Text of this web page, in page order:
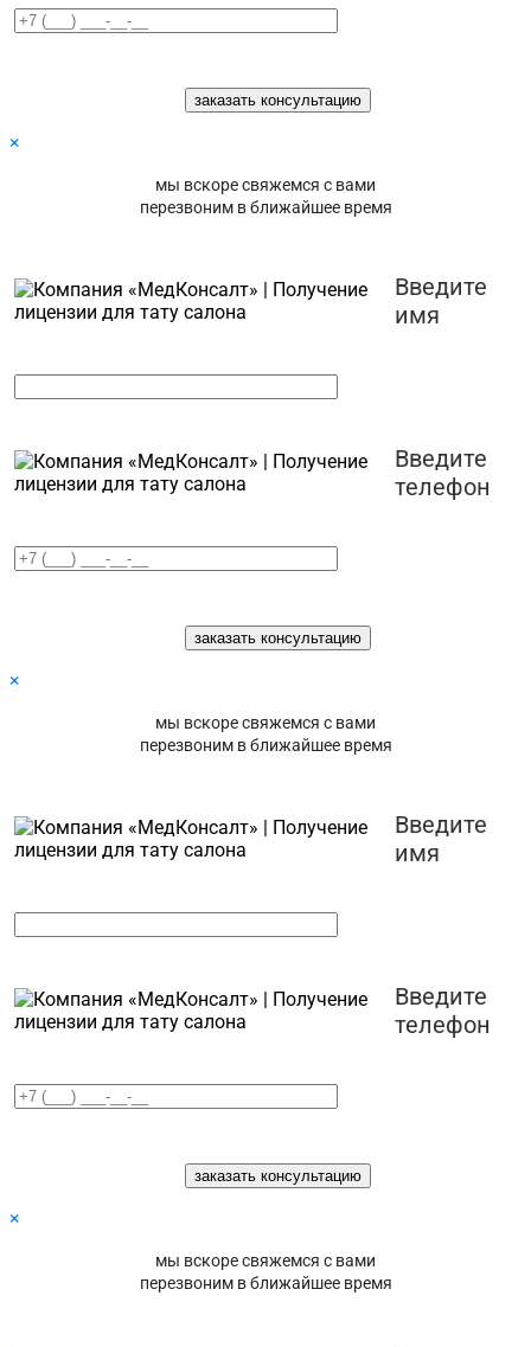
×
мы вскоре свяжемся с вами
перезвоним в ближайшее время
Введите
имя
Введите
телефон
×
мы вскоре свяжемся с вами
перезвоним в ближайшее время
Введите
имя
Введите
телефон
×
мы вскоре свяжемся с вами
перезвоним в ближайшее время